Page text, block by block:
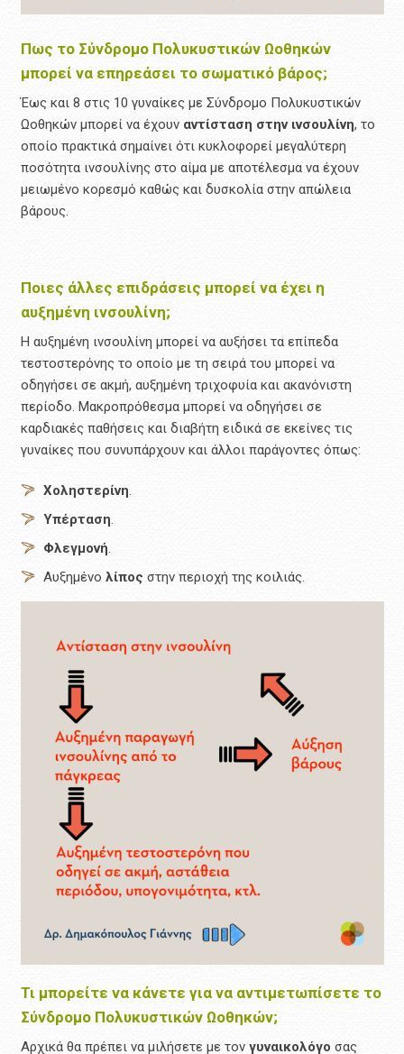
Πως το Σύνδρομο Πολυκυστικών Ωοθηκών
μπορεί να επηρεάσει το σωματικό βάρος;
Έως και 8 στις 10 γυναίκες με Σύνδρομο Πολυκυστικών
Ωοθηκών μπορεί να έχουν αντίσταση στην ινσουλίνη, το
οποίο πρακτικά σημαίνει ότι κυκλοφορεί μεγαλύτερη
ποσότητα ινσουλίνης στο αίμα με αποτέλεσμα να έχουν
μειωμένο κορεσμό καθώς και δυσκολία στην απώλεια
βάρους.
Ποιες άλλες επιδράσεις μπορεί να έχει η
αυξημένη ινσουλίνη;
Η αυξημένη ινσουλίνη μπορεί να αυξήσει τα επίπεδα
τεστοστερόνης το οποίο με τη σειρά του μπορεί να
οδηγήσει σε ακμή, αυξημένη τριχοφυία και ακανόνιστη
περίοδο. Μακροπρόθεσμα μπορεί να οδηγήσει σε
καρδιακές παθήσεις και διαβήτη ειδικά σε εκείνες τις
γυναίκες που συνυπάρχουν και άλλοι παράγοντες όπως:
Χοληστερίνη.
Υπέρταση.
Φλεγμονή.
Αυξημένο λίπος στην περιοχή της κοιλιάς.
Τι μπορείτε να κάνετε για να αντιμετωπίσετε το
Σύνδρομο Πολυκυστικών Ωοθηκών;
Αρχικά θα πρέπει να μιλήσετε με τον γυναικολόγο σας